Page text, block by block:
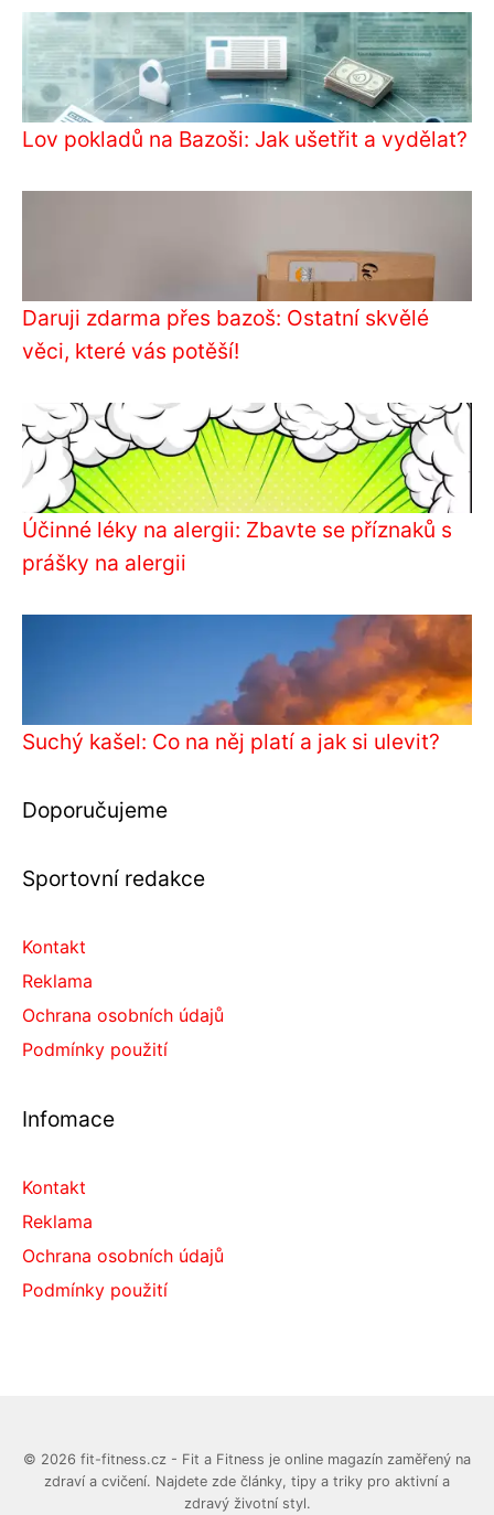
Lov pokladů na Bazoši: Jak ušetřit a vydělat?
Daruji zdarma přes bazoš: Ostatní skvělé
věci, které vás potěší!
Účinné léky na alergii: Zbavte se příznaků s
prášky na alergii
Suchý kašel: Co na něj platí a jak si ulevit?
Doporučujeme
Sportovní redakce
Kontakt
Reklama
Ochrana osobních údajů
Podmínky použití
Infomace
Kontakt
Reklama
Ochrana osobních údajů
Podmínky použití
© 2026 fit-fitness.cz - Fit a Fitness je online magazín zaměřený na
zdraví a cvičení. Najdete zde články, tipy a triky pro aktivní a
zdravý životní styl.